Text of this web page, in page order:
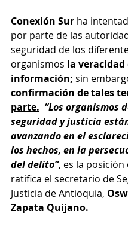
Conexión Sur ha
por parte de las
seguridad de los
organismos la veracidad
información; sin
confirmación de tales
parte. “Los organismos
seguridad y justicia
avanzando en el
los hechos, en la
del delito”, es la
ratifica el secretario de
Justicia de Antioquia,
Zapata Quijano.